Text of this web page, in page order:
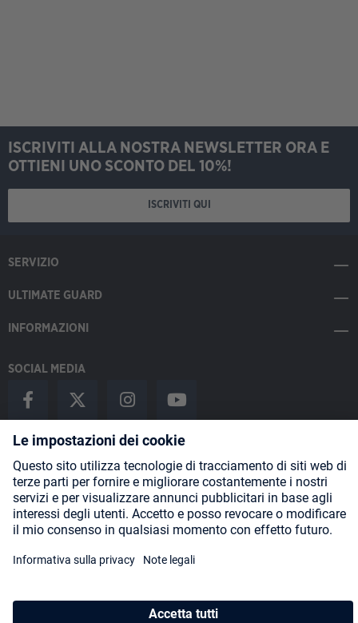
ISCRIVITI ALLA NOSTRA NEWSLETTER ORA E
OTTIENI UNO SCONTO DEL 10%!
ISCRIVITI QUI
SERVIZIO
ULTIMATE GUARD
INFORMAZIONI
SOCIAL MEDIA
Payment Methods
Shipping